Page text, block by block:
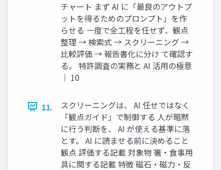
チャート まず AI に「最良のアウトプ
ットを得るためのプロンプト」を作
らせる 一度で全工程を任せず、観点
整理 → 検索式 → スクリーニング →
比較評価 → 報告書化に分け て確認す
る。 特許調査の実務と AI 活用の極意
｜ 10
11.
スクリーニングは、 AI 任せではなく
「観点ガイド」で制御する 人が暗黙
に行う判断を、 AI が使える基準に落
とす。 AI に読ませる前に決めること
観点 評価する記載 対象物 箸・食事用
具に関する記載 特徴 磁石・磁力・反